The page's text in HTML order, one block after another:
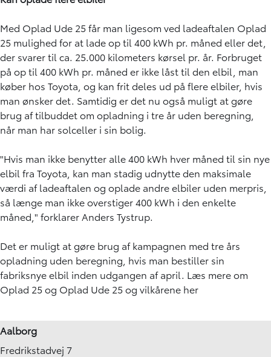
Med Oplad Ude 25 får man ligesom ved ladeaftalen Oplad
25 mulighed for at lade op til 400 kWh pr. måned eller det,
der svarer til ca. 25.000 kilometers kørsel pr. år. Forbruget
på op til 400 kWh pr. måned er ikke låst til den elbil, man
køber hos Toyota, og kan frit deles ud på flere elbiler, hvis
man ønsker det. Samtidig er det nu også muligt at gøre
brug af tilbuddet om opladning i tre år uden beregning,
når man har solceller i sin bolig.
"Hvis man ikke benytter alle 400 kWh hver måned til sin nye
elbil fra Toyota, kan man stadig udnytte den maksimale
værdi af ladeaftalen og oplade andre elbiler uden merpris,
så længe man ikke overstiger 400 kWh i den enkelte
måned," forklarer Anders Tystrup.
Det er muligt at gøre brug af kampagnen med tre års
opladning uden beregning, hvis man bestiller sin
fabriksnye elbil inden udgangen af april. Læs mere om
Oplad 25 og Oplad Ude 25 og vilkårene her
Aalborg
Fredrikstadvej 7